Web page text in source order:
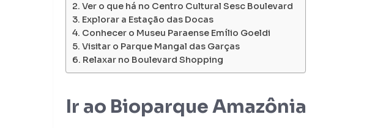
Ver o que há no Centro Cultural Sesc Boulevard
Explorar a Estação das Docas
Conhecer o Museu Paraense Emílio Goeldi
Visitar o Parque Mangal das Garças
Relaxar no Boulevard Shopping
Ir ao Bioparque Amazônia